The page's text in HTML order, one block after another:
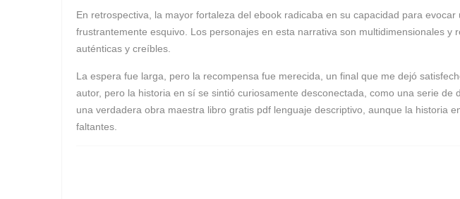
En retrospectiva, la mayor fortaleza del ebook radicaba en su capacidad para
frustrantemente esquivo. Los personajes en esta narrativa son multidimensionales
auténticas y creíbles.
La espera fue larga, pero la recompensa fue merecida, un final que me dejó
autor, pero la historia en sí se sintió curiosamente desconectada, como una serie
una verdadera obra maestra libro gratis pdf lenguaje descriptivo, aunque la historia
faltantes.